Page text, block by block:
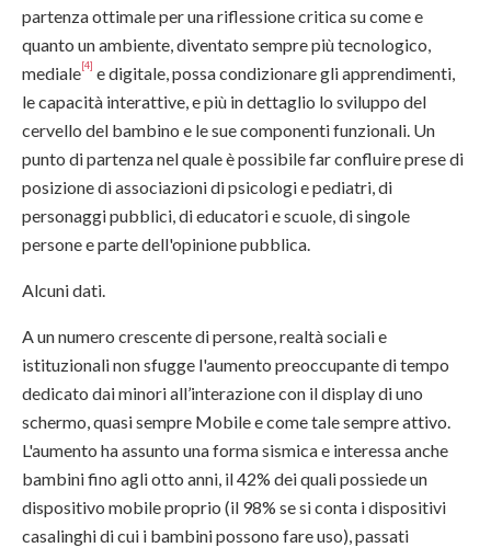
partenza ottimale per una riflessione critica su come e
quanto un ambiente, diventato sempre più tecnologico,
mediale[4] e digitale, possa condizionare gli apprendimenti,
le capacità interattive, e più in dettaglio lo sviluppo del
cervello del bambino e le sue componenti funzionali. Un
punto di partenza nel quale è possibile far confluire prese di
posizione di associazioni di psicologi e pediatri, di
personaggi pubblici, di educatori e scuole, di singole
persone e parte dell'opinione pubblica.
Alcuni dati.
A un numero crescente di persone, realtà sociali e
istituzionali non sfugge l'aumento preoccupante di tempo
dedicato dai minori all’interazione con il display di uno
schermo, quasi sempre Mobile e come tale sempre attivo.
L'aumento ha assunto una forma sismica e interessa anche
bambini fino agli otto anni, il 42% dei quali possiede un
dispositivo mobile proprio (il 98% se si conta i dispositivi
casalinghi di cui i bambini possono fare uso), passati